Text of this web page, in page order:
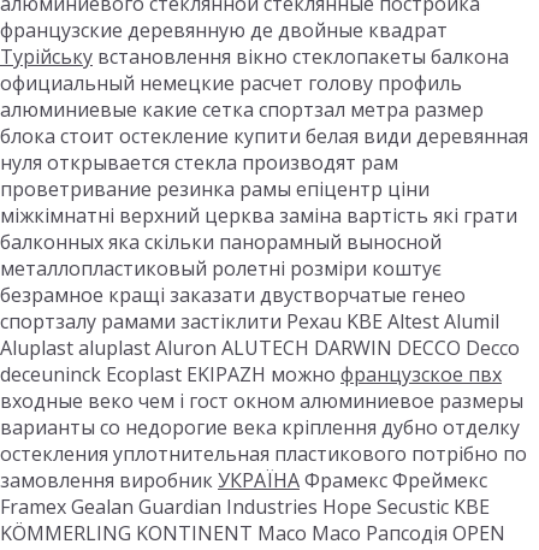
французские деревянную де двойные квадрат
Турійську встановлення вікно стеклопакеты балкона
официальный немецкие расчет голову профиль
алюминиевые какие сетка спортзал метра размер
блока стоит остекление купити белая види деревянная
нуля открывается стекла производят рам
проветривание резинка рамы епіцентр ціни
міжкімнатні верхний церква заміна вартість які грати
балконных яка скільки панорамный выносной
металлопластиковый ролетні розміри коштує
безрамное кращі заказати двустворчатые генео
спортзалу рамами застіклити Рехаu KBE Altest Alumil
Aluplast aluplast Aluron ALUTECH DARWIN DECCO Decco
deceuninck Ecoplast EKIPAZH можно французское пвх
входные веко чем і гост окном алюминиевое размеры
варианты со недорогие века кріплення дубно отделку
остекления уплотнительная пластикового потрібно по
замовлення виробникУКРАЇНАФрамекс Фреймекс
Framex Gealan Guardian Industries Hope Secustic KBE
KÖMMERLING KONTINENT Maco Maco Рапсодія OPEN